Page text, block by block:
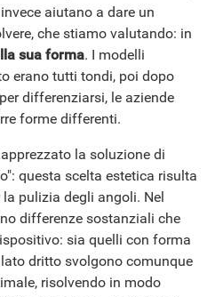
aiutano a dare un
che stiamo valutando: in
sua forma. I modelli
erano tutti tondi, poi dopo
differenziarsi, le aziende
forme differenti.
la soluzione di
questa scelta estetica risulta
pulizia degli angoli. Nel
differenze sostanziali che
sia quelli con forma
dritto svolgono comunque
risolvendo in modo